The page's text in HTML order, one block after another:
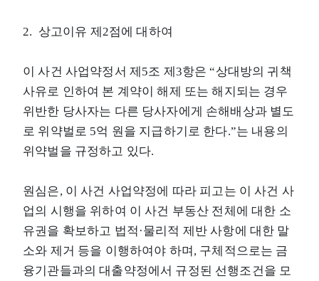
2. 상고이유 제2점에 대하여
이 사건 사업약정서 제5조 제3항은 “상대방의 귀책
사유로 인하여 본 계약이 해제 또는 해지되는 경우
위반한 당사자는 다른 당사자에게 손해배상과 별도
로 위약벌로 5억 원을 지급하기로 한다.”는 내용의
위약벌을 규정하고 있다.
원심은, 이 사건 사업약정에 따라 피고는 이 사건 사
업의 시행을 위하여 이 사건 부동산 전체에 대한 소
유권을 확보하고 법적·물리적 제반 사항에 대한 말
소와 제거 등을 이행하여야 하며, 구체적으로는 금
융기관들과의 대출약정에서 규정된 선행조건을 모